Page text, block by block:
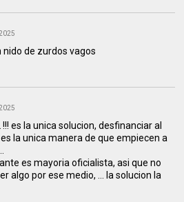
nido de zurdos vagos
!!! es la unica solucion, desfinanciar al
la unica manera de que empiecen a
es mayoria oficialista, asi que no
algo por ese medio, ... la solucion la